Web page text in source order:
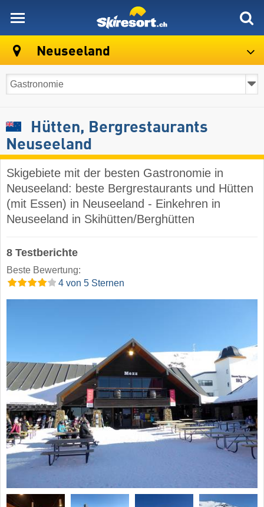
Neuseeland
Hütten, Bergrestaurants
Neuseeland
Skigebiete mit der besten Gastronomie in
Neuseeland: beste Bergrestaurants und Hütten
(mit Essen) in Neuseeland - Einkehren in
Neuseeland in Skihütten/Berghütten
8 Testberichte
Beste Bewertung:
4 von 5 Sternen